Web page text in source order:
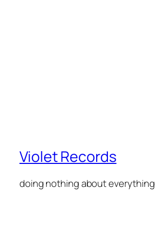
Violet Records
doing nothing about everything